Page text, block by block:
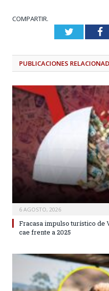
COMPARTIR.
Twitter
PUBLICACIONES
6 AGOSTO, 2026
Fracasa impulso turístico de
cae frente a 2025